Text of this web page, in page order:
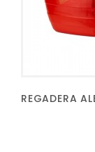
REGADERA